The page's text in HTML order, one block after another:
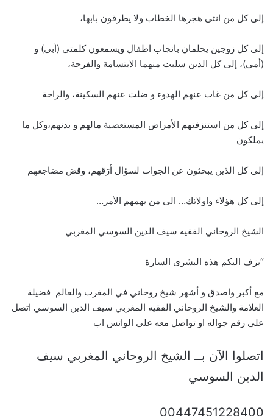
إلى كل من انثى هجرها الخطاب ولا يطرقون بابها،
إلى كل زوجين يحلمان بانجاب اطفال ويسمعون كلمتي (أبي) و
(أمي)، إلى كل الذين سلبت منهما الابتسامة والفرحة،
إلى كل من غاب عنهم الهدوء و ضلت عنهم السكينة، والراحة
إلى كل من استنزفتهم الأمراض المستعصية مالهم و بدنهم،وكل ما
يملكون
إلى كل الذين يبحثون عن الجواب لسؤال أرَقهم، وقض مضاجعهم
إلى كل هؤلاء واولائك… الى من يهمهم الأمر…
الشيخ الروحاني الفقيه سيف الدين السوسي المغربي
“يزف اليكم هذه البشرى السارة
مع أكبر واصدق و أشهر شيخ روحاني في المغرب والعالم فضيلة
العلامة والشيخ الروحاني الفقيه المغربي سيف الدين السوسي اتصل
علي رقم جواله او تواصل معه علي الواتس اب
اتصلوا الآن بــ الشيخ الروحاني المغربي سيف
الدين السوسي
00447451228400